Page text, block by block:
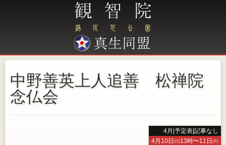
中野善英上人追善 松禅院
念仏会
4月 予定表 記事なし
4月10日㈰13時〜11日㈪